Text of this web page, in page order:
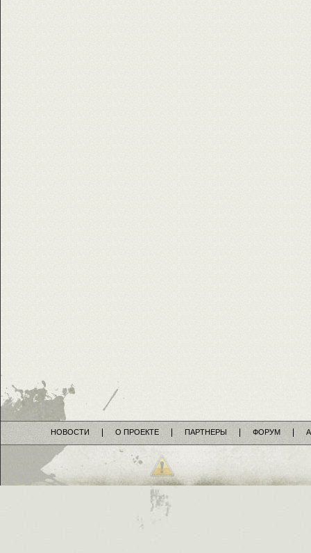
НОВОСТИ О ПРОЕКТЕ ПАРТНЕРЫ ФОРУМ